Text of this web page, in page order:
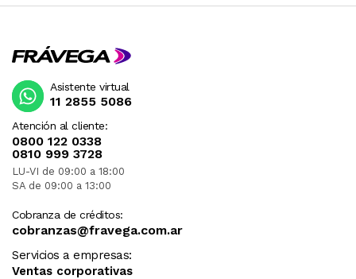
Atención al cliente:
0800 122 0338
0810 999 3728
LU-VI de 09:00 a 18:00
SA de 09:00 a 13:00
Cobranza de créditos:
cobranzas@fravega.com.ar
Servicios a empresas:
Ventas corporativas
Asistente virtual
11 2855 5086